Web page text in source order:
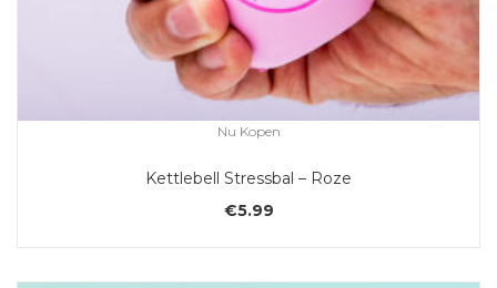
Nu Kopen
Kettlebell Stressbal – Roze
€5.99